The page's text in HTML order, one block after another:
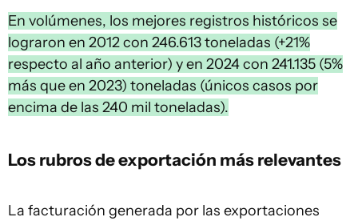
En volúmenes, los mejores registros históricos se
lograron en 2012 con 246.613 toneladas (+21%
respecto al año anterior) y en 2024 con 241.135 (5%
más que en 2023) toneladas (únicos casos por
encima de las 240 mil toneladas).
Los rubros de exportación más relevantes
La facturación generada por las exportaciones